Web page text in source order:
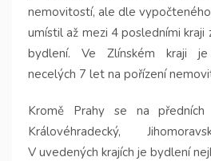
nemovitostí, ale dle
umístil až mezi 4 posledními
bydlení. Ve Zlínském kraji
necelých 7 let na pořízení
Kromě Prahy se na předních
Královéhradecký,
V uvedených krajích je bydlení